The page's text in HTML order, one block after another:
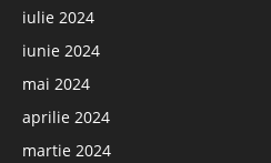
iulie 2024
iunie 2024
mai 2024
aprilie 2024
martie 2024